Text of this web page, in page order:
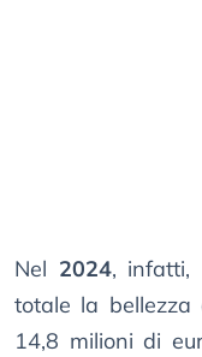
Nel 2024, infatti,
totale la bellezza
14,8 milioni di